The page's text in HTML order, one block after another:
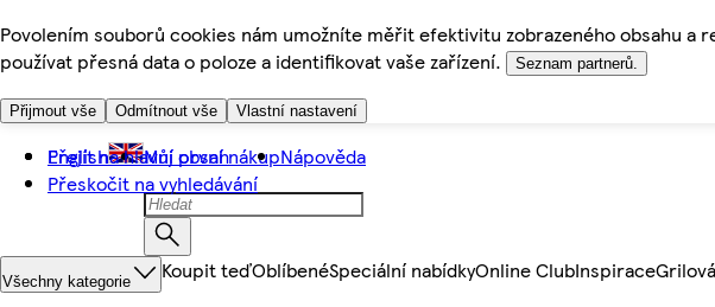
Povolením souborů cookies nám umožníte měřit efektivitu zobrazeného obsahu
používat přesná data o poloze a identifikovat vaše zařízení.
Seznam partnerů.
Přijmout vše Odmítnout vše Vlastní nastavení
Přejít na hlavní obsah
Přeskočit na vyhledávání
English Můj první nákupNápověda
Všechny kategorie Koupit teďOblíbenéSpeciální nabídkyOnline ClubInspirace